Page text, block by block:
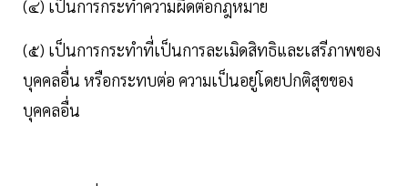
(๔) เป็นการกระทำความผิดต่อกฎหมาย
(๕) เป็นการกระทำที่เป็นการละเมิดสิทธิและเสรีภาพของ
บุคคลอื่น หรือกระทบต่อ ความเป็นอยู่โดยปกติสุขของ
บุคคลอื่น